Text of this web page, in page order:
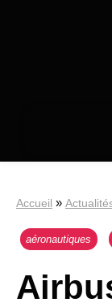
Accueil »
aéronautiques